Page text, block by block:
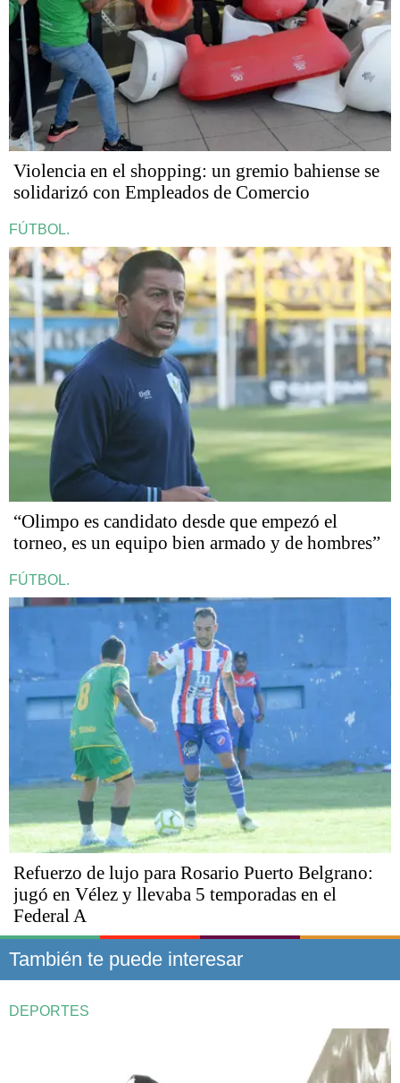
Violencia en el shopping: un gremio bahiense se
solidarizó con Empleados de Comercio
FÚTBOL.
“Olimpo es candidato desde que empezó el
torneo, es un equipo bien armado y de hombres”
FÚTBOL.
Refuerzo de lujo para Rosario Puerto Belgrano:
jugó en Vélez y llevaba 5 temporadas en el
Federal A
También te puede interesar
DEPORTES